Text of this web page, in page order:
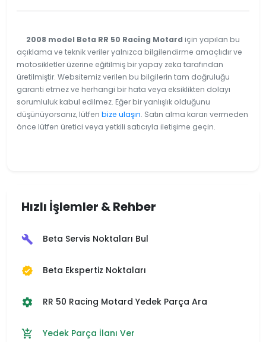
2008 model Beta RR 50 Racing Motard için yapılan bu
açıklama ve teknik veriler yalnızca bilgilendirme amaçlıdır ve
motosikletler üzerine eğitilmiş bir yapay zeka tarafından
üretilmiştir. Websitemiz verilen bu bilgilerin tam doğruluğu
garanti etmez ve herhangi bir hata veya eksiklikten dolayı
sorumluluk kabul edilmez. Eğer bir yanlışlık olduğunu
düşünüyorsanız, lütfen bize ulaşın. Satın alma kararı vermeden
önce lütfen üretici veya yetkili satıcıyla iletişime geçin.
Hızlı İşlemler & Rehber
build Beta Servis Noktaları Bul
verified Beta Ekspertiz Noktaları
settings RR 50 Racing Motard Yedek Parça Ara
add_shopping_cart Yedek Parça İlanı Ver